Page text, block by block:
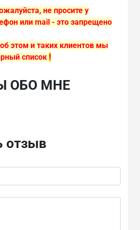
не просите у
или mail - это запрещено
этом и таких клиентов мы
список !
ОБО МНЕ
отзыв